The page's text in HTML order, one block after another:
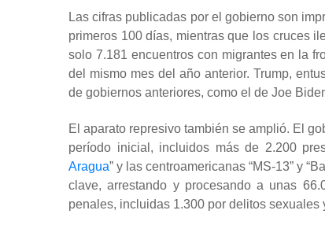
Las cifras publicadas por el gobierno son
primeros 100 días, mientras que los cruces
solo 7.181 encuentros con migrantes en la
del mismo mes del año anterior. Trump,
de gobiernos anteriores, como el de Joe
El aparato represivo también se amplió. El
período inicial, incluidos más de 2.200
Aragua” y las centroamericanas “MS-13” y
clave, arrestando y procesando a unas
penales, incluidas 1.300 por delitos sexuales